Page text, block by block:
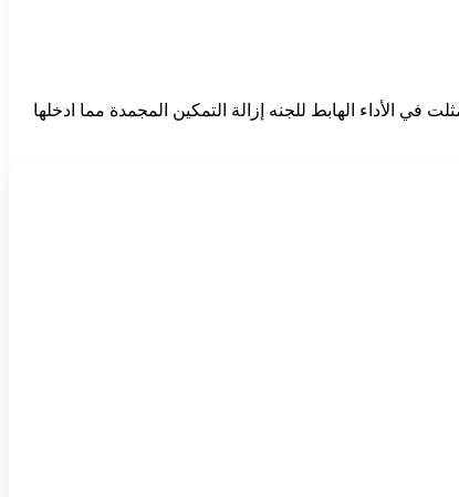
في الأداء الهابط للجنه إزالة التمكين المجمدة مما ادخلها